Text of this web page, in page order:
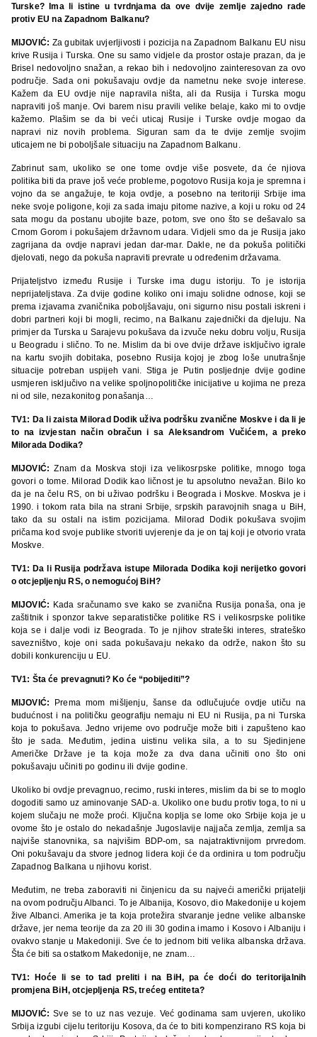
Turske? Ima li istine u tvrdnjama da ove dvije zemlje zajedno rade
protiv EU na Zapadnom Balkanu?
MIJOVIĆ: Za gubitak uvjerljivosti i pozicija na Zapadnom Balkanu EU nisu
krive Rusija i Turska. One su samo vidjele da prostor ostaje prazan, da je
Brisel nedovoljno snažan, a rekao bih i nedovoljno zainteresovan za ovo
područje. Sada oni pokušavaju ovdje da nametnu neke svoje interese.
Kažem da EU ovdje nije napravila ništa, ali da Rusija i Turska mogu
napraviti još manje. Ovi barem nisu pravili velike belaje, kako mi to ovdje
kažemo. Plašim se da bi veći uticaj Rusije i Turske ovdje mogao da
napravi niz novih problema. Siguran sam da te dvije zemlje svojim
uticajem ne bi poboljšale situaciju na Zapadnom Balkanu.
Zabrinut sam, ukoliko se one tome ovdje više posvete, da će njiova
politika biti da prave još veće probleme, pogotovo Rusija koja je spremna i
vojno da se angažuje, te koja ovdje, a posebno na teritoriji Srbije ima
neke svoje poligone, koji za sada imaju pitome nazive, a koji u roku od 24
sata mogu da postanu ubojite baze, potom, sve ono što se dešavalo sa
Crnom Gorom i pokušajem državnom udara. Vidjeli smo da je Rusija jako
zagrijana da ovdje napravi jedan dar-mar. Dakle, ne da pokuša politički
djelovati, nego da pokuša napraviti prevrate u određenim državama.
Prijateljstvo između Rusije i Turske ima dugu istoriju. To je istorija
neprijateljstava. Za dvije godine koliko oni imaju solidne odnose, koji se
prema izjavama zvaničnika poboljšavaju, oni sigurno nisu postali iskreni i
dobri partneri koji bi mogli, recimo, na Balkanu zajednički da djeluju. Na
primjer da Turska u Sarajevu pokušava da izvuče neku dobru volju, Rusija
u Beogradu i slično. To ne. Mislim da bi ove dvije države isključivo igrale
na kartu svojih dobitaka, posebno Rusija kojoj je zbog loše unutrašnje
situacije potreban uspijeh vani. Stiga je Putin posljednje dvije godine
usmjeren isključivo na velike spoljnopolitičke inicijative u kojima ne preza
ni od sile, nezakonitog ponašanja…
TV1: Da li zaista Milorad Dodik uživa podršku zvanične Moskve i da li je
to na izvjestan način obračun i sa Aleksandrom Vučićem, a preko
Milorada Dodika?
MIJOVIĆ: Znam da Moskva stoji iza velikosrpske politike, mnogo toga
govori o tome. Milorad Dodik kao ličnost je tu apsolutno nevažan. Bilo ko
da je na čelu RS, on bi uživao podršku i Beograda i Moskve. Moskva je i
1990. i tokom rata bila na strani Srbije, srpskih paravojnih snaga u BiH,
tako da su ostali na istim pozicijama. Milorad Dodik pokušava svojim
pričama kod svoje publike stvoriti uvjerenje da je on taj koji je otvorio vrata
Moskve.
TV1: Da li Rusija podržava istupe Milorada Dodika koji nerijetko govori
o otcjepljenju RS, o nemogućoj BiH?
MIJOVIĆ: Kada sračunamo sve kako se zvanična Rusija ponaša, ona je
zaštitnik i sponzor takve separatističke politike RS i velikosrpske politike
koja se i dalje vodi iz Beograda. To je njihov strateški interes, strateško
savezništvo, koje oni sada pokušavaju nekako da održe, nakon što su
dobili konkurenciju u EU.
TV1: Šta će prevagnuti? Ko će “pobijediti”?
MIJOVIĆ: Prema mom mišljenju, šanse da odlučujuće ovdje utiču na
budućnost i na političku geografiju nemaju ni EU ni Rusija, pa ni Turska
koja to pokušava. Jedno vrijeme ovo područje može biti i zapušteno kao
što je sada. Međutim, jedina uistinu velika sila, a to su Sjedinjene
Američke Države je ta koja može za dva dana učiniti ono što oni
pokušavaju učiniti po godinu ili dvije godine.
Ukoliko bi ovdje prevagnuo, recimo, ruski interes, mislim da bi se to moglo
dogoditi samo uz aminovanje SAD-a. Ukoliko one budu protiv toga, to ni u
kojem slučaju ne može proći. Ključna koplja se lome oko Srbije koja je u
ovome što je ostalo do nekadašnje Jugoslavije najjača zemlja, zemlja sa
najviše stanovnika, sa najvišim BDP-om, sa najatraktivnijom prvredom.
Oni pokušavaju da stvore jednog lidera koji će da ordinira u tom području
Zapadnog Balkana u njihovu korist.
Međutim, ne treba zaboraviti ni činjenicu da su najveći američki prijatelji
na ovom području Albanci. To je Albanija, Kosovo, dio Makedonije u kojem
žive Albanci. Amerika je ta koja protežira stvaranje jedne velike albanske
države, jer nema teorije da za 20 ili 30 godina imamo i Kosovo i Albaniju i
ovakvo stanje u Makedoniji. Sve će to jednom biti velika albanska država.
Šta će biti sa ostatkom Makedonije, ne znam…
TV1: Hoće li se to tad preliti i na BiH, pa će doći do teritorijalnih
promjena BiH, otcjepljenja RS, trećeg entiteta?
MIJOVIĆ: Sve se to uz nas vezuje. Već godinama sam uvjeren, ukoliko
Srbija izgubi cijelu teritoriju Kosova, da će to biti kompenzirano RS koja bi